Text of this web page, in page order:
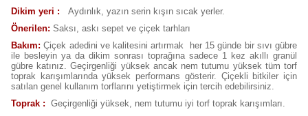
Dikim yeri : Aydınlık, yazın serin kışın sıcak yerler.
Önerilen: Saksı, askı sepet ve çiçek tarhları
Bakım: Çiçek adedini ve kalitesini artırmak her 15 günde bir sıvı gübre
ile besleyin ya da dikim sonrası toprağına sadece 1 kez akıllı granül
gübre katınız. Geçirgenliği yüksek ancak nem tutumu yüksek tüm torf
toprak karışımlarında yüksek performans gösterir. Çiçekli bitkiler için
satılan genel kullanım torflarını yetiştirmek için tercih edebilirsiniz.
Toprak : Geçirgenliği yüksek, nem tutumu iyi torf toprak karışımları.